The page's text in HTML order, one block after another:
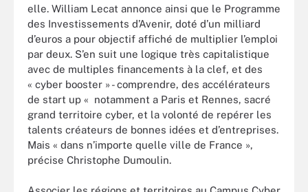
elle. William Lecat annonce ainsi que le Programme
des Investissements d’Avenir, doté d’un milliard
d’euros a pour objectif affiché de multiplier l’emploi
par deux. S’en suit une logique très capitalistique
avec de multiples financements à la clef, et des
« cyber booster » - comprendre, des accélérateurs
de start up « notamment a Paris et Rennes, sacré
grand territoire cyber, et la volonté de repérer les
talents créateurs de bonnes idées et d’entreprises.
Mais « dans n’importe quelle ville de France »,
précise Christophe Dumoulin.